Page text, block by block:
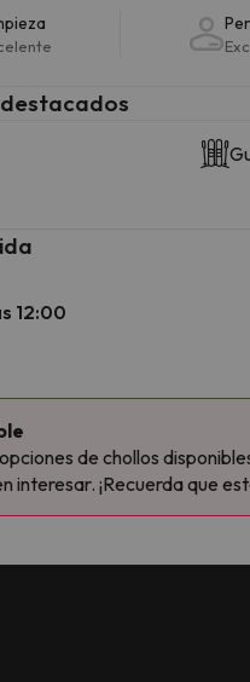
12:00
de chollos
interesar. ¡Recuerda que